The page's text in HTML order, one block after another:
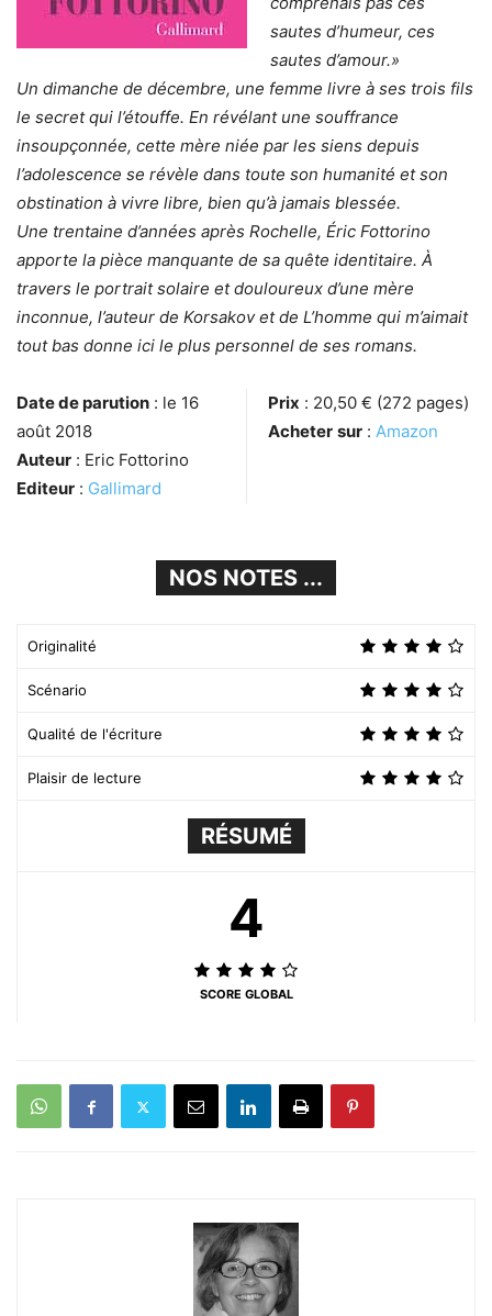
sautes d’humeur, ces
sautes d’amour.»
Un dimanche de décembre, une femme livre à ses trois fils
le secret qui l’étouffe. En révélant une souffrance
insoupçonnée, cette mère niée par les siens depuis
l’adolescence se révèle dans toute son humanité et son
obstination à vivre libre, bien qu’à jamais blessée.
Une trentaine d’années après Rochelle, Éric Fottorino
apporte la pièce manquante de sa quête identitaire. À
travers le portrait solaire et douloureux d’une mère
inconnue, l’auteur de Korsakov et de L’homme qui m’aimait
tout bas donne ici le plus personnel de ses romans.
Date de parution : le 16
août 2018
Auteur : Eric Fottorino
Editeur : Gallimard
Prix : 20,50 € (272 pages)
Acheter sur : Amazon
NOS NOTES ...
Originalité
Scénario
Qualité de l'écriture
Plaisir de lecture
RÉSUMÉ
4
SCORE GLOBAL